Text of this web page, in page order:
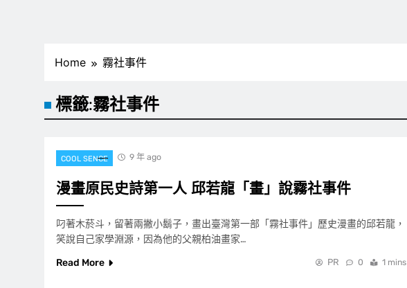
Home 霧社事件
標籤:霧社事件
COOL SENCE 9 年 ago
漫畫原民史詩第一人 邱若龍「畫」說霧社事件
叼著木菸斗，留著兩撇小鬍子，畫出臺灣第一部「霧社事件」歷史漫畫的邱若龍，
笑說自己家學淵源，因為他的父親柏油畫家…
Read More
PR 0 1 mins